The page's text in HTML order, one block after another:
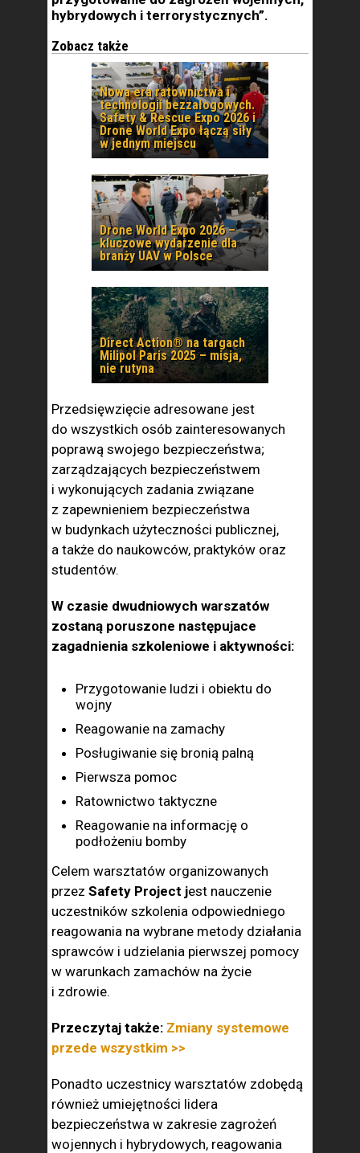
hybrydowych i terrorystycznych”.
Zobacz także
Nowa era ratownictwa i
technologii bezzałogowych.
Safety & Rescue Expo 2026 i
Drone World Expo łączą siły
w jednym miejscu
Drone World Expo 2026 –
kluczowe wydarzenie dla
branży UAV w Polsce
Direct Action® na targach
Milipol Paris 2025 – misja,
nie rutyna
Przedsięwzięcie adresowane jest
do wszystkich osób zainteresowanych
poprawą swojego bezpieczeństwa;
zarządzających bezpieczeństwem
i wykonujących zadania związane
z zapewnieniem bezpieczeństwa
w budynkach użyteczności publicznej,
a także do naukowców, praktyków oraz
studentów.
W czasie dwudniowych warszatów
zostaną poruszone następujace
zagadnienia szkoleniowe i aktywności:
Przygotowanie ludzi i obiektu do
wojny
Reagowanie na zamachy
Posługiwanie się bronią palną
Pierwsza pomoc
Ratownictwo taktyczne
Reagowanie na informację o
podłożeniu bomby
Celem warsztatów organizowanych
przez Safety Project jest nauczenie
uczestników szkolenia odpowiedniego
reagowania na wybrane metody działania
sprawców i udzielania pierwszej pomocy
w warunkach zamachów na życie
i zdrowie.
Przeczytaj także: Zmiany systemowe
przede wszystkim >>
Ponadto uczestnicy warsztatów zdobędą
również umiejętności lidera
bezpieczeństwa w zakresie zagrożeń
wojennych i hybrydowych, reagowania